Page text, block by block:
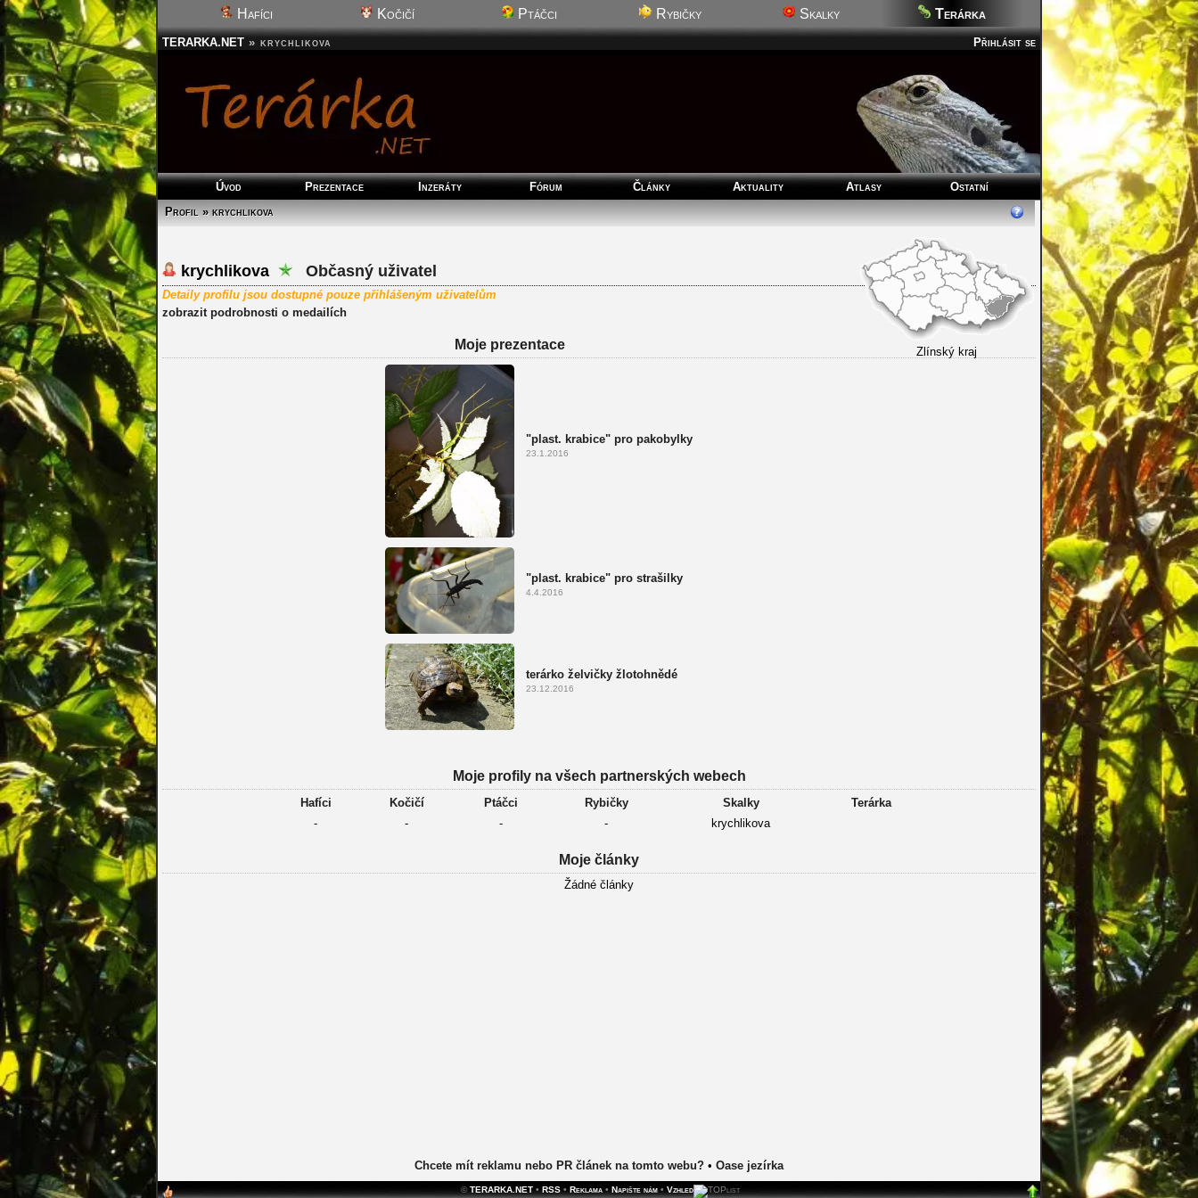
Hafíci Kočičí Ptáčci Rybičky Skalky Terárka
Přihlásit se
TERARKA.NET » krychlikova
Úvod Prezentace Inzeráty Fórum Články Aktuality Atlasy
Ostatní
Profil » krychlikova
Zlínský kraj
krychlikova Občasný uživatel
Detaily profilu jsou dostupné pouze přihlášeným uživatelům
zobrazit podrobnosti o medailích
Moje prezentace
"plast. krabice" pro pakobylky
23.1.2016
"plast. krabice" pro strašilky
4.4.2016
terárko želvičky žlotohnědé
23.12.2016
Moje profily na všech partnerských webech
Hafíci Kočičí Ptáčci Rybičky Skalky
Terárka
-
- - - krychlikova
Moje články
Žádné články
Chcete mít reklamu nebo PR článek na tomto webu? • Oase jezírka
©TERARKA.NET • RSS • Reklama • Napište nám • Vzhled